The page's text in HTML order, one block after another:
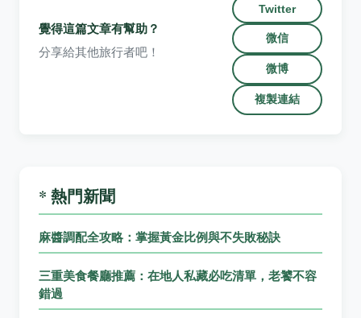
覺得這篇文章有幫助？
分享給其他旅行者吧！
Twitter
微信
微博
複製連結
* 熱門新聞
麻醬調配全攻略：掌握黃金比例與不失敗秘訣
三重美食餐廳推薦：在地人私藏必吃清單，老饕不容
錯過